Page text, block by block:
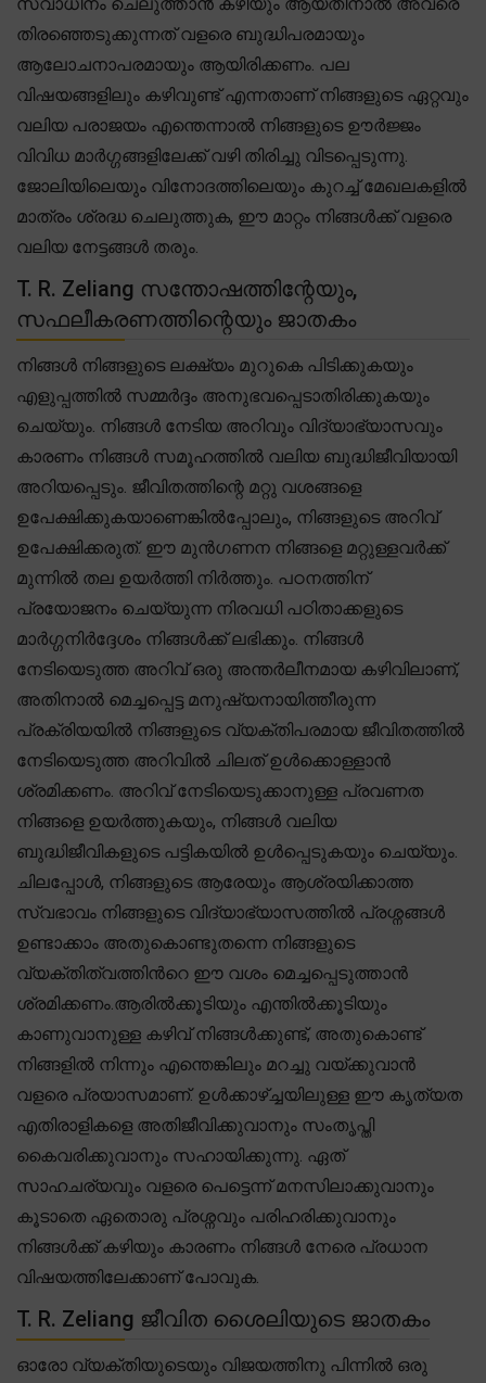
തിരഞ്ഞെടുക്കുന്നത് വളരെ ബുദ്ധിപരമായും
ആലോചനാപരമായും ആയിരിക്കണം. പല
വിഷയങ്ങളിലും കഴിവുണ്ട് എന്നതാണ് നിങ്ങളുടെ ഏറ്റവും
വലിയ പരാജയം എന്തെന്നാൽ നിങ്ങളുടെ ഊർജ്ജം
വിവിധ മാർഗ്ഗങ്ങളിലേക്ക് വഴി തിരിച്ചു വിടപ്പെടുന്നു.
ജോലിയിലെയും വിനോദത്തിലെയും കുറച്ച് മേഖലകളിൽ
മാത്രം ശ്രദ്ധ ചെലുത്തുക, ഈ മാറ്റം നിങ്ങൾക്ക് വളരെ
വലിയ നേട്ടങ്ങൾ തരും.
T. R. Zeliang സന്തോഷത്തിന്റേയും,
സഫലീകരണത്തിന്റെയും ജാതകം
നിങ്ങൾ നിങ്ങളുടെ ലക്ഷ്യം മുറുകെ പിടിക്കുകയും
എളുപ്പത്തിൽ സമ്മർദ്ദം അനുഭവപ്പെടാതിരിക്കുകയും
ചെയ്യും. നിങ്ങൾ നേടിയ അറിവും വിദ്യാഭ്യാസവും
കാരണം നിങ്ങൾ സമൂഹത്തിൽ വലിയ ബുദ്ധിജീവിയായി
അറിയപ്പെടും. ജീവിതത്തിന്റെ മറ്റു വശങ്ങളെ
ഉപേക്ഷിക്കുകയാണെങ്കിൽപ്പോലും, നിങ്ങളുടെ അറിവ്
ഉപേക്ഷിക്കരുത്. ഈ മുൻഗണന നിങ്ങളെ മറ്റുള്ളവർക്ക്
മുന്നിൽ തല ഉയർത്തി നിർത്തും. പഠനത്തിന്
പ്രയോജനം ചെയ്യുന്ന നിരവധി പഠിതാക്കളുടെ
മാർഗ്ഗനിർദ്ദേശം നിങ്ങൾക്ക് ലഭിക്കും. നിങ്ങൾ
നേടിയെടുത്ത അറിവ് ഒരു അന്തർലീനമായ കഴിവിലാണ്,
അതിനാൽ മെച്ചപ്പെട്ട മനുഷ്യനായിത്തീരുന്ന
പ്രക്രിയയിൽ നിങ്ങളുടെ വ്യക്തിപരമായ ജീവിതത്തിൽ
നേടിയെടുത്ത അറിവിൽ ചിലത് ഉൾക്കൊള്ളാൻ
ശ്രമിക്കണം. അറിവ് നേടിയെടുക്കാനുള്ള പ്രവണത
നിങ്ങളെ ഉയർത്തുകയും, നിങ്ങൾ വലിയ
ബുദ്ധിജീവികളുടെ പട്ടികയിൽ ഉൾപ്പെടുകയും ചെയ്യും.
ചിലപ്പോൾ, നിങ്ങളുടെ ആരേയും ആശ്രയിക്കാത്ത
സ്വഭാവം നിങ്ങളുടെ വിദ്യാഭ്യാസത്തിൽ പ്രശ്നങ്ങൾ
ഉണ്ടാക്കാം അതുകൊണ്ടുതന്നെ നിങ്ങളുടെ
വ്യക്തിത്വത്തിൻറെ ഈ വശം മെച്ചപ്പെടുത്താൻ
ശ്രമിക്കണം.ആരിൽക്കൂടിയും എന്തിൽക്കൂടിയും
കാണുവാനുള്ള കഴിവ് നിങ്ങൾക്കുണ്ട്, അതുകൊണ്ട്
നിങ്ങളിൽ നിന്നും എന്തെങ്കിലും മറച്ചു വയ്ക്കുവാൻ
വളരെ പ്രയാസമാണ്. ഉൾക്കാഴ്ച്ചയിലുള്ള ഈ കൃത്യത
എതിരാളികളെ അതിജീവിക്കുവാനും സംതൃപ്തി
കൈവരിക്കുവാനും സഹായിക്കുന്നു. ഏത്
സാഹചര്യവും വളരെ പെട്ടെന്ന് മനസിലാക്കുവാനും
കൂടാതെ ഏതൊരു പ്രശ്നവും പരിഹരിക്കുവാനും
നിങ്ങൾക്ക് കഴിയും കാരണം നിങ്ങൾ നേരെ പ്രധാന
വിഷയത്തിലേക്കാണ് പോവുക.
T. R. Zeliang ജീവിത ശൈലിയുടെ ജാതകം
ഓരോ വ്യക്തിയുടെയും വിജയത്തിനു പിന്നിൽ ഒരു